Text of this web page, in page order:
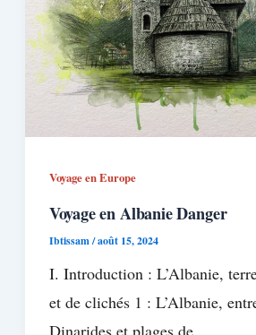
Voyage en Europe
Voyage en Albanie Danger
Ibtissam/août 15, 2024
I. Introduction : L’Albanie,
et de clichés 1 : L’Albanie,